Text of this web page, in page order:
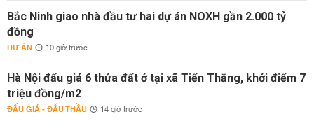
Bắc Ninh giao nhà đầu tư hai dự án NOXH gần 2.000 tỷ
đồng
DỰ ÁN 10 giờ trước
Hà Nội đấu giá 6 thửa đất ở tại xã Tiến Thắng, khởi điểm 7
triệu đồng/m2
ĐẤU GIÁ - ĐẤU THẦU 14 giờ trước